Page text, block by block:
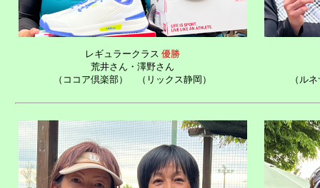
レギュラークラス 優勝
荒井さん
（ココア倶楽部）
・ 澤野さん
（リックス静岡）
（ル